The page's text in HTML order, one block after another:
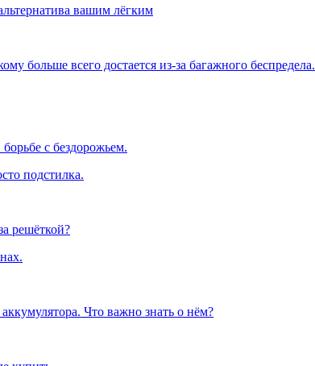
вашим лёгким
больше всего достается из-за багажного беспредела.
с бездорожьем.
подстилка.
решёткой?
Что важно знать о нём?